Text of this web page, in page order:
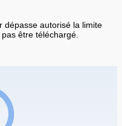
dépasse autorisé la limite
être téléchargé.